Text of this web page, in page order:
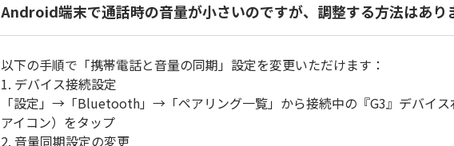
Android端末で通話時の音量が小さいのですが、調整する方法はあり
以下の手順で「携帯電話と音量の同期」設定を変更いただけます：
1. デバイス接続設定
「設定」→「Bluetooth」→「ペアリング一覧」から接続中の『G3』デバイ
アイコン）をタップ
2. 音量同期設定の変更